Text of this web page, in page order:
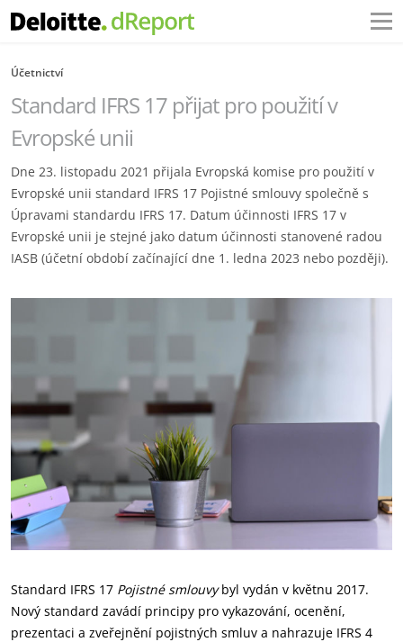
Účetnictví
Standard IFRS 17 přijat pro použití v
Evropské unii
Dne 23. listopadu 2021 přijala Evropská komise pro použití v
Evropské unii standard IFRS 17 Pojistné smlouvy společně s
Úpravami standardu IFRS 17. Datum účinnosti IFRS 17 v
Evropské unii je stejné jako datum účinnosti stanovené radou
IASB (účetní období začínající dne 1. ledna 2023 nebo později).
Standard IFRS 17 Pojistné smlouvybyl vydán v květnu 2017.
Nový standard zavádí principy pro vykazování, ocenění,
prezentaci a zveřejnění pojistných smluv a nahrazuje IFRS 4